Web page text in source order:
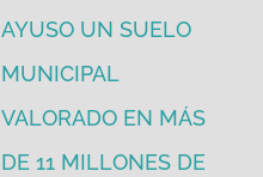
AYUSO UN SUELO
MUNICIPAL
VALORADO EN MÁS
DE 11 MILLONES DE